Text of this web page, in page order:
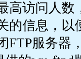
访问人数
信息，以
服务器，